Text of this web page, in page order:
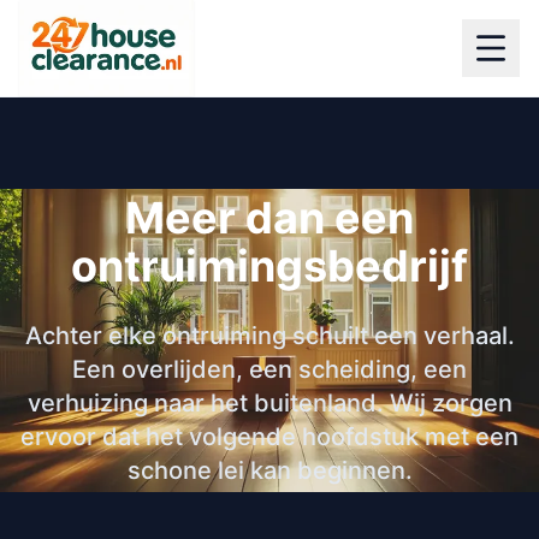
Meer dan een
ontruimingsbedrijf
Achter elke ontruiming schuilt een verhaal.
Een overlijden, een scheiding, een
verhuizing naar het buitenland. Wij zorgen
ervoor dat het volgende hoofdstuk met een
schone lei kan beginnen.